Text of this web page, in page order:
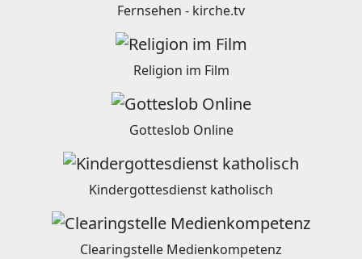
Fernsehen - kirche.tv
Religion im Film
Gotteslob Online
Kindergottesdienst katholisch
Clearingstelle Medienkompetenz